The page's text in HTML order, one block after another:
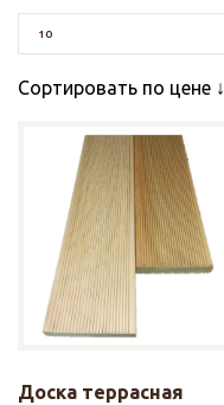
Сортировать по цене
Доска террасная